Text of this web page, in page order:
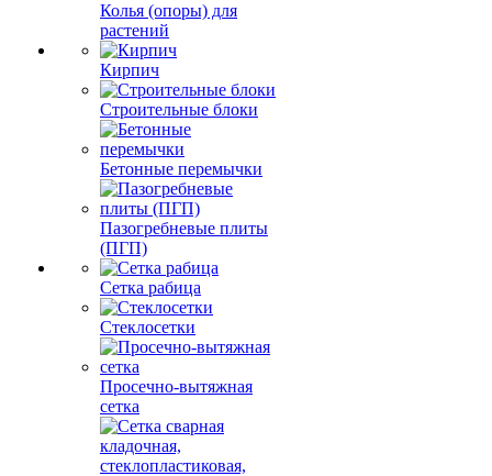
Колья (опоры) для
растений
Кирпич
Строительные блоки
Бетонные перемычки
Пазогребневые плиты
(ПГП)
Сетка рабица
Стеклосетки
Просечно-вытяжная
сетка